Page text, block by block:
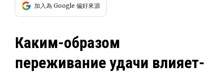
加入為 Google 偏好來源
Каким-образом
переживание удачи влияет-